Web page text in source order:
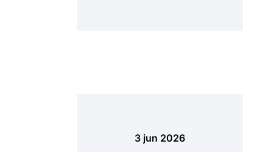
3 jun 2026